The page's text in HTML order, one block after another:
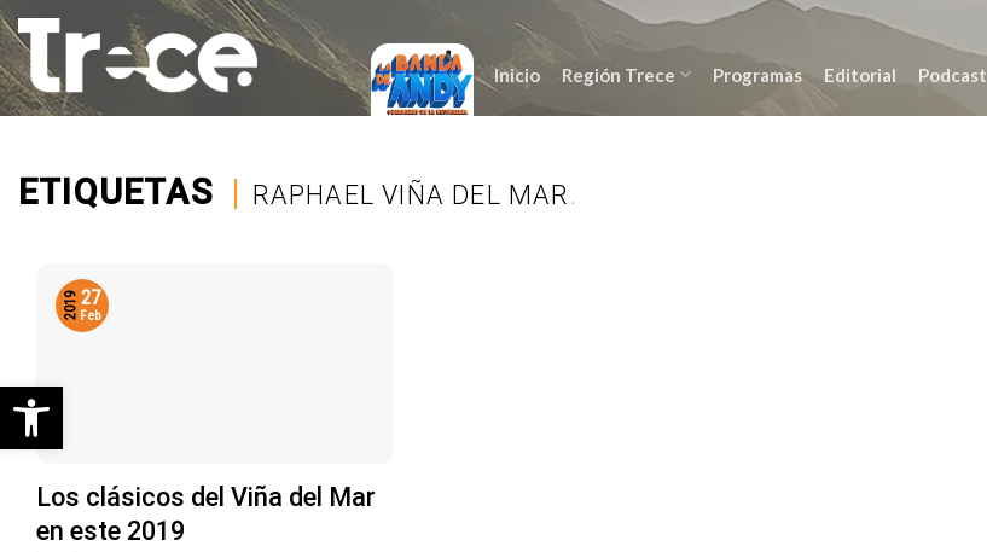
Saltar
al
contenido
Inicio Región Trece Programas Editorial Podcast
ETIQUETAS | RAPHAEL VIÑA DEL MAR.
Los clásicos del Viña del Mar
en este 2019
27
Feb
2019
Abrir barra de herramientas